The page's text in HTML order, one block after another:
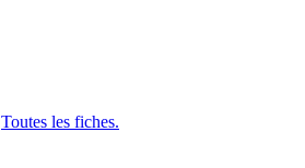
Toutes les fiches.